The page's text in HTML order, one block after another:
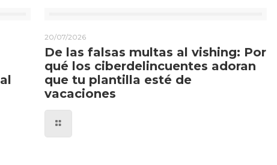
20/07/2026
De las falsas multas al vishing: Por
qué los ciberdelincuentes adoran
que tu plantilla esté de
vacaciones